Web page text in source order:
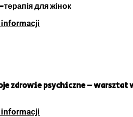
для жінок
zdrowie psychiczne –